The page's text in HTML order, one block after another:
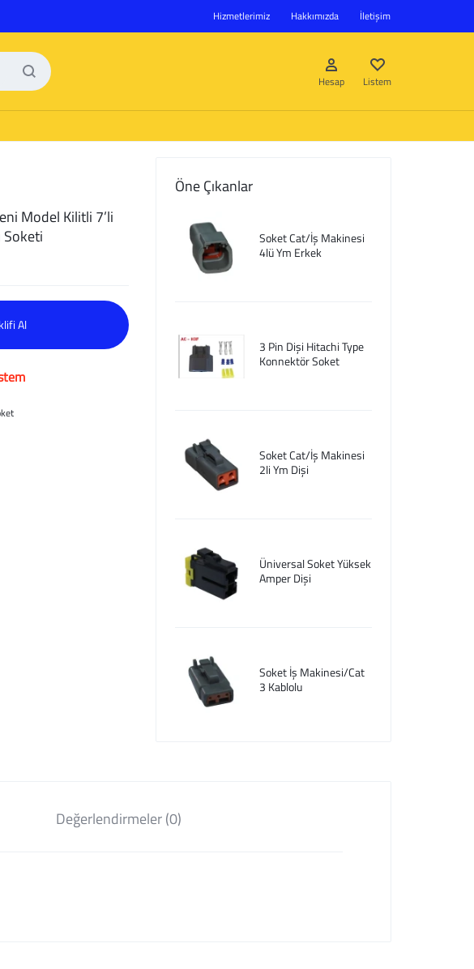
Hizmetlerimiz Hakkımızda İletişim
Hesap
Hesap oluştur
Listem
Model Kilitli 7’li
Soketi
Al
Öne Çıkanlar
Soket Cat/İş Makinesi
4lü Ym Erkek
3 Pin Dişi Hitachi Type
Konnektör Soket
Soket Cat/İş Makinesi
2li Ym Dişi
Üniversal Soket Yüksek
Amper Dişi
Soket İş Makinesi/Cat
3 Kablolu
Değerlendirmeler (0)